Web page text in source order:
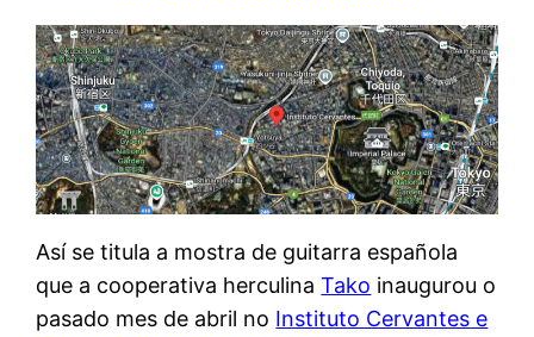
Así se titula a mostra de guitarra española
que a cooperativa herculinaTako inaugurou o
pasado mes de abril no Instituto Cervantes e